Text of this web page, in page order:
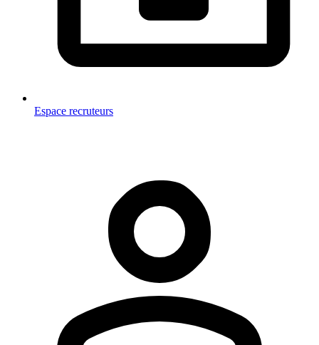
Espace recruteurs